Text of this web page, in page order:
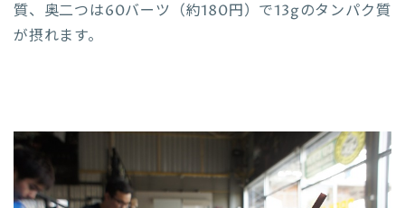
質、奥二つは60バーツ（約180円）で13gのタンパク質
が摂れます。